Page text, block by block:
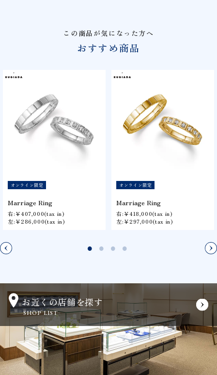
この商品が気になった方へ
おすすめ商品
オンライン限定
Marriage Ring
右:￥407,000(tax in)
左:￥286,000(tax in)
オンライン限定
Marriage Ring
右:￥418,000(tax in)
左:￥297,000(tax in)
お近くの店舗を探す
SHOP LIST